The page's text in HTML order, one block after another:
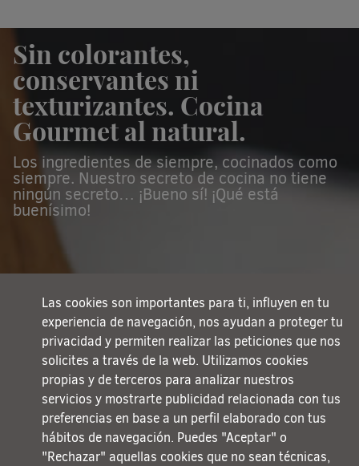
Sin colorantes,
conservantes ni
texturizantes. Cocina
Gourmetal natural.
Los ingredientes de siempre, cocinados como
siempre. Nuestro secreto de cocina no tiene
ningún secreto… ¡Bueno sí! ¡Qué está
buenísimo!
Las cookies son importantes para ti, influyen en tu
experiencia de navegación, nos ayudan a proteger tu
privacidad y permiten realizar las peticiones que nos
solicites a través de la web. Utilizamos cookies
propias y de terceros para analizar nuestros
servicios y mostrarte publicidad relacionada con tus
preferencias en base a un perfil elaborado con tus
hábitos de navegación. Puedes "Aceptar" o
"Rechazar" aquellas cookies que no sean técnicas,